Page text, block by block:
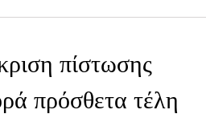
πίστωσης
πρόσθετα τέλη